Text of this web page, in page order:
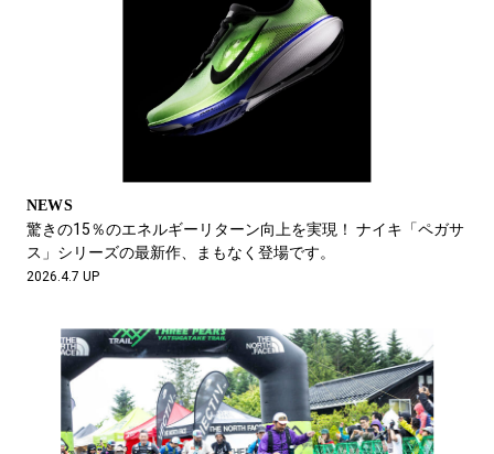
NEWS
驚きの15％のエネルギーリターン向上を実現！ ナイキ「ペガサ
ス」シリーズの最新作、まもなく登場です。
2026.4.7 UP